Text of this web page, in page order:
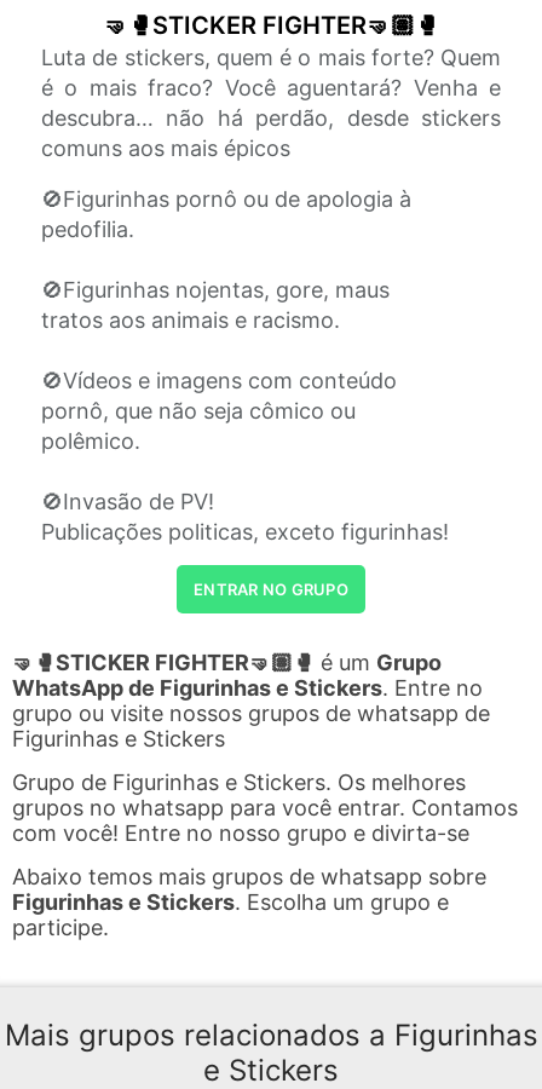
🤜🥊STICKER FIGHTER🤜🏽🥊
Luta de stickers, quem é o mais forte? Quem
é o mais fraco? Você aguentará? Venha e
descubra… não há perdão, desde stickers
comuns aos mais épicos
🚫Figurinhas pornô ou de apologia à
pedofilia.
🚫Figurinhas nojentas, gore, maus
tratos aos animais e racismo.
🚫Vídeos e imagens com conteúdo
pornô, que não seja cômico ou
polêmico.
🚫Invasão de PV!
Publicações politicas, exceto figurinhas!
ENTRAR NO GRUPO
🤜🥊STICKER FIGHTER🤜🏽🥊 é um Grupo
WhatsApp de Figurinhas e Stickers. Entre no
grupo ou visite nossos grupos de whatsapp de
Figurinhas e Stickers
Grupo de Figurinhas e Stickers. Os melhores
grupos no whatsapp para você entrar. Contamos
com você! Entre no nosso grupo e divirta-se
Abaixo temos mais grupos de whatsapp sobre
Figurinhas e Stickers. Escolha um grupo e
participe.
Mais grupos relacionados a Figurinhas
e Stickers